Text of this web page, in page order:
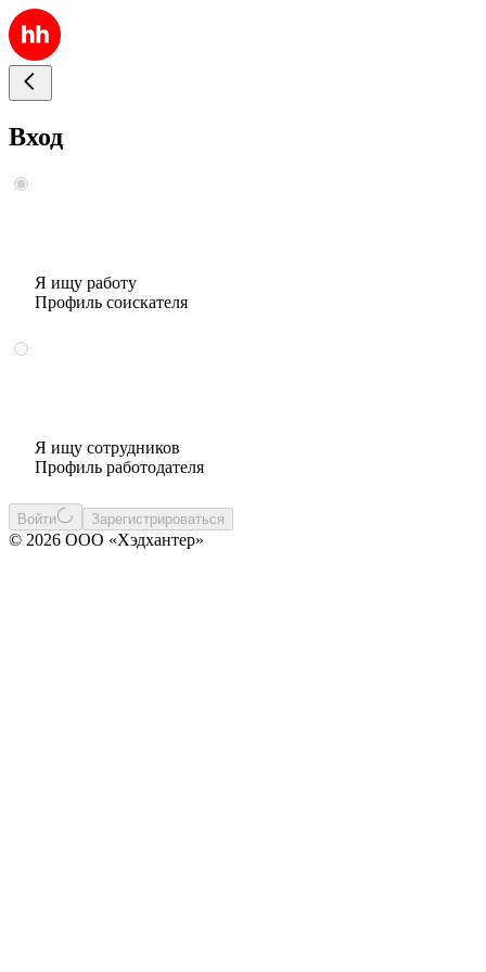
Вход
Я ищу работу
Профиль соискателя
Я ищу сотрудников
Профиль работодателя
Войти Зарегистрироваться
© 2026 ООО «Хэдхантер»